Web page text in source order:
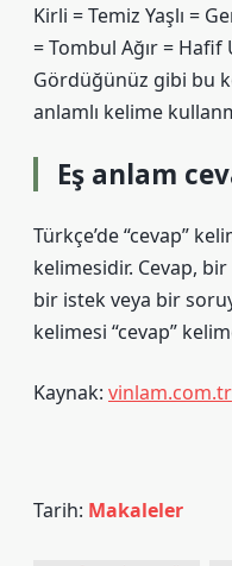
Kirli = Temiz Yaşlı =
= Tombul Ağır = Hafif
Gördüğünüz gibi bu
anlamlı kelime
Eş anlam
Türkçe’de “cevap”
kelimesidir. Cevap,
bir istek veya bir
kelimesi “cevap”
Kaynak: vinlam.com.tr
Tarih: Makaleler